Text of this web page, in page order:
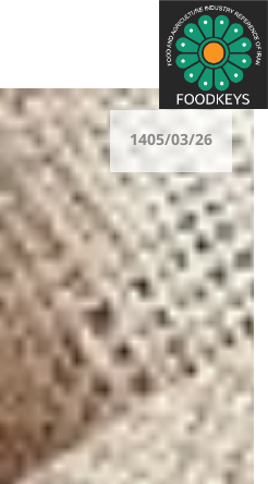
1405/03/26